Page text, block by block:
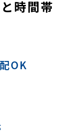
時間帯
OK